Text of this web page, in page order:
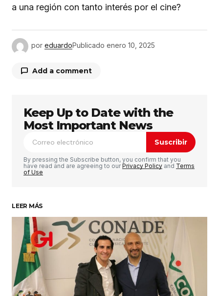
a una región con tanto interés por el cine?
por eduardoPublicado enero 10, 2025
Add a comment
Tu dirección de correo electrónico no será
publicada. Los campos obligatorios están
marcados con*
Comentario *
Su nombre*
Tu correo electrónico*
Guardar mi nombre, correo electrónico y sitio
web en este navegador para la próxima vez que
haga un comentario.
Keep Up to Date with the
Most Important News
Suscribir
By pressing the Subscribe button, you confirm that you
have read and are agreeing to ourPrivacy Policy and Terms
of Use
LEER MÁS